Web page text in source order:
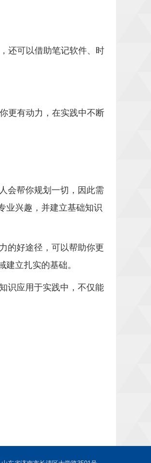
还可以借助笔记软件、时
更有动力，在实践中不断
会帮你规划一切，因此需
业兴趣，并建立基础知识
的好途径，可以帮助你更
立扎实的基础。
识应用于实践中，不仅能